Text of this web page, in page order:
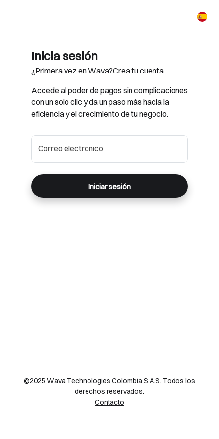
Inicia sesión
¿Primera vez en Wava?Crea tu cuenta
Accede al poder de pagos sin complicaciones
con un solo clic y da un paso más hacia la
eficiencia y el crecimiento de tu negocio.
Correo electrónico
Iniciar sesión
©2025 Wava Technologies Colombia S.A.S. Todos los
derechos reservados.
Contacto